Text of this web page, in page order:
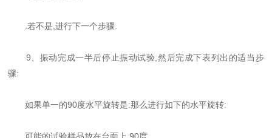
.若不是 ,进行下一个步骤
9 、振动完成一半后停止振动试验 然后完成下表列出的适当步
骤:
如果单一的90度水平旋转是:那么进行如下的水平旋转: